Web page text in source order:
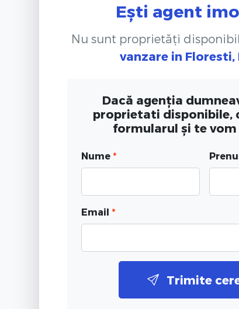
Ești agent
Nu sunt proprietăți
vanzare in Floresti,
Dacă agenția
proprietati disponibile,
formularul și te
Nume *
Email *
Trimite